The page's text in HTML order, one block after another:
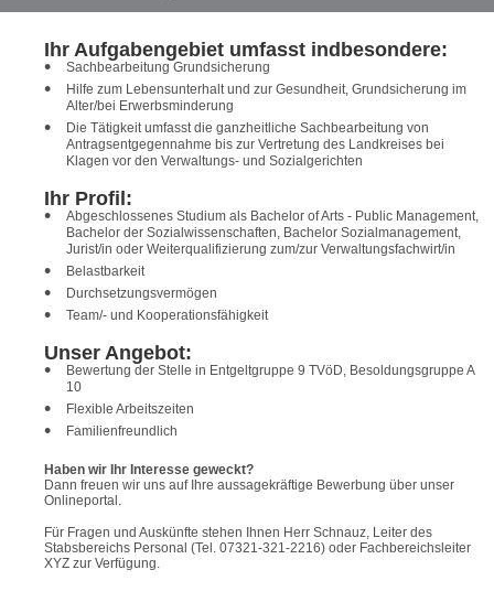
Ihr Aufgabengebiet umfasst indbesondere:
Sachbearbeitung Grundsicherung
Hilfe zum Lebensunterhalt und zur Gesundheit, Grundsicherung im
Alter/bei Erwerbsminderung
Die Tätigkeit umfasst die ganzheitliche Sachbearbeitung von
Antragsentgegennahme bis zur Vertretung des Landkreises bei
Klagen vor den Verwaltungs- und Sozialgerichten
Ihr Profil:
Abgeschlossenes Studium als Bachelor of Arts - Public Management,
Bachelor der Sozialwissenschaften, Bachelor Sozialmanagement,
Jurist/in oder Weiterqualifizierung zum/zur Verwaltungsfachwirt/in
Belastbarkeit
Durchsetzungsvermögen
Team/- und Kooperationsfähigkeit
Unser Angebot:
Bewertung der Stelle in Entgeltgruppe 9 TVöD, Besoldungsgruppe A
10
Flexible Arbeitszeiten
Familienfreundlich
Haben wir Ihr Interesse geweckt?
Dann freuen wir uns auf Ihre aussagekräftige Bewerbung über unser
Onlineportal.
Für Fragen und Auskünfte stehen Ihnen Herr Schnauz, Leiter des
Stabsbereichs Personal (Tel. 07321-321-2216) oder Fachbereichsleiter
XYZ zur Verfügung.